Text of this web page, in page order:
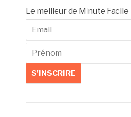
Le meilleur de Minute Facile